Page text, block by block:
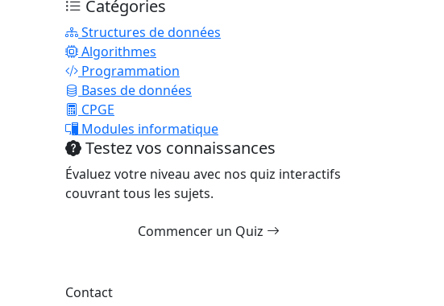
Catégories
Structures de données
Algorithmes
Programmation
Bases de données
CPGE
Modules informatique
Testez vos connaissances
Évaluez votre niveau avec nos quiz interactifs
couvrant tous les sujets.
Commencer un Quiz
Contact